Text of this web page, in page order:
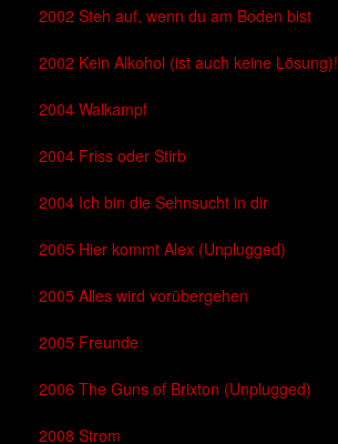
2002 Steh auf, wenn du am Boden bist
2002 Kein Alkohol (ist auch keine Lösung)!
2004 Walkampf
2004 Friss oder Stirb
2004 Ich bin die Sehnsucht in dir
2005 Hier kommt Alex (Unplugged)
2005 Alles wird vorübergehen
2005 Freunde
2006 The Guns of Brixton (Unplugged)
2008 Strom